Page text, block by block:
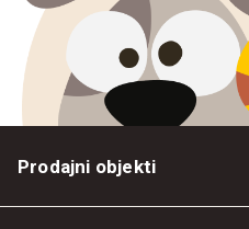
Prodajni objekti